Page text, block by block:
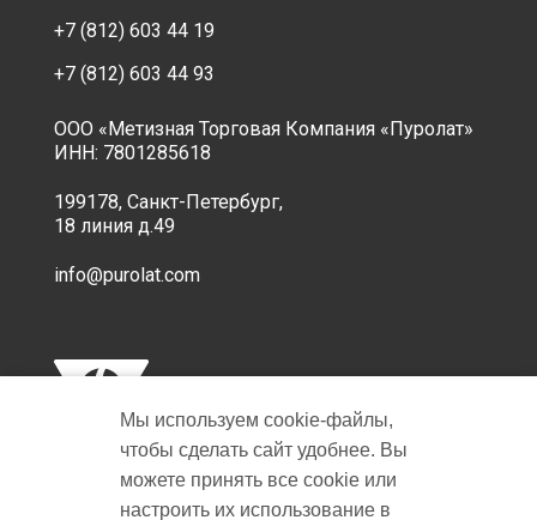
+7 (812) 603 44 19
+7 (812) 603 44 93
ООО «Метизная Торговая Компания «Пуролат»
ИНН: 7801285618
199178, Санкт-Петербург,
18 линия д.49
info@purolat.com
Мы используем cookie‑файлы,
чтобы сделать сайт удобнее. Вы
можете принять все cookie или
настроить их использование в